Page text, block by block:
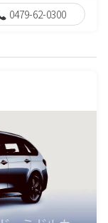
0479-62-0300